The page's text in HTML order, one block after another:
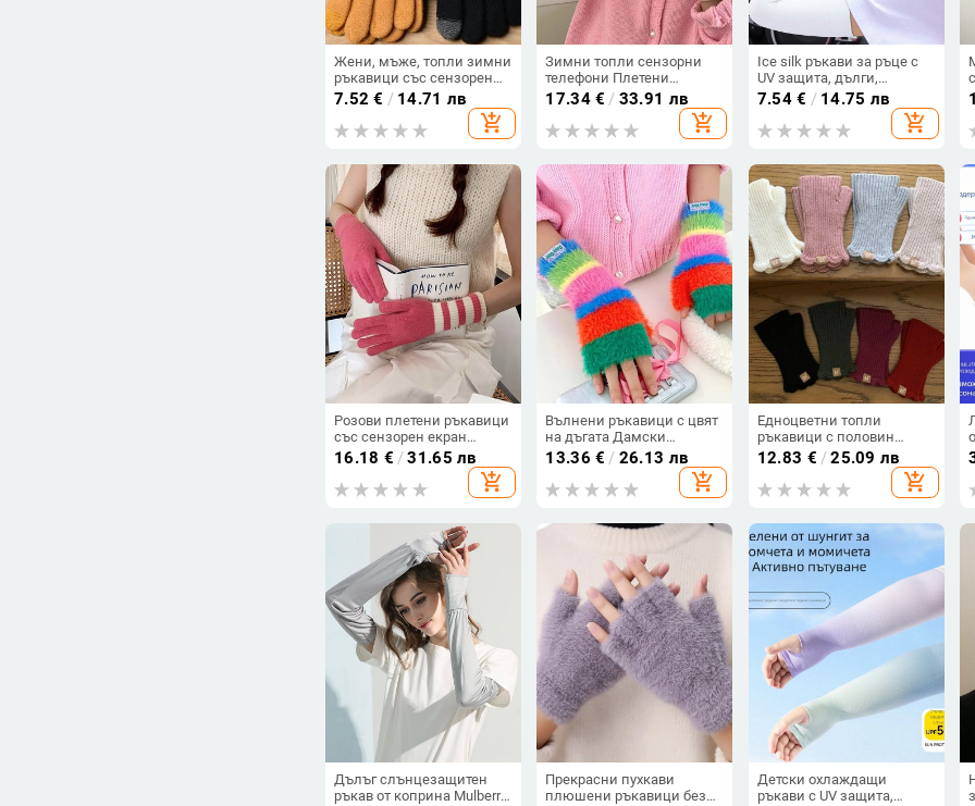
Жени, мъже, топли зимни
ръкавици със сензорен
екран, разтегливи
плетени ръкавици,
вълнени, пълни с пръсти,
женски ръкавици за
7.52 € / 14.71 лв
add_shopping_cart
Зимни топли сензорни
телефони Плетени
ръкавици Ръкавици с цял
пръст Сензорен екран
Ръкавици за ски
Ръкавици без пръсти
жени
17.34€ / 33.91 лв
add_shopping_cart
Ice silk ръкави за ръце с
UV защита, дълги,
найлонова основа,
съдържание 90.8%
7.54 € / 14.75 лв
add_shopping_cart
Розови плетени ръкавици
със сензорен екран
Дамски зимни ръкавици
Ръкавици с топли райета
Плътни пухкави дълги
16.18 € /31.65 лв
add_shopping_cart
Вълнени ръкавици с цвят
на дъгата Дамски
плетени на една кука
ръкавици с ръкавици с
половин пръст Удебелени
Аксесоари
13.36 € / 26.13 лв
add_shopping_cart
Едноцветни топли
ръкавици с половин
пръст Плътни жакардови
ръкавици без пръсти
Плетени зимни ръкавици
Ръкавици без пръсти за
12.83 € /25.09 лв
add_shopping_cart
Дълъг слънцезащитен
ръкав от коприна Mulberry,
Прекрасни пухкави
плюшени ръкавици без
Детски охлаждащи
ръкави с UV защита,